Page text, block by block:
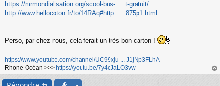
https://mrmondialisation.org/scool-bus- ... t-gratuit/
http://www.hellocoton.fr/to/14RAq#http: ... 875p1.html
Perso, par chez nous, cela ferait un très bon carton !
https://www.youtube.com/channel/UC99xju ... J1jNp3FLhA
Rhone-Océan >>> https://youtu.be/7y4cJaLO3vw
au